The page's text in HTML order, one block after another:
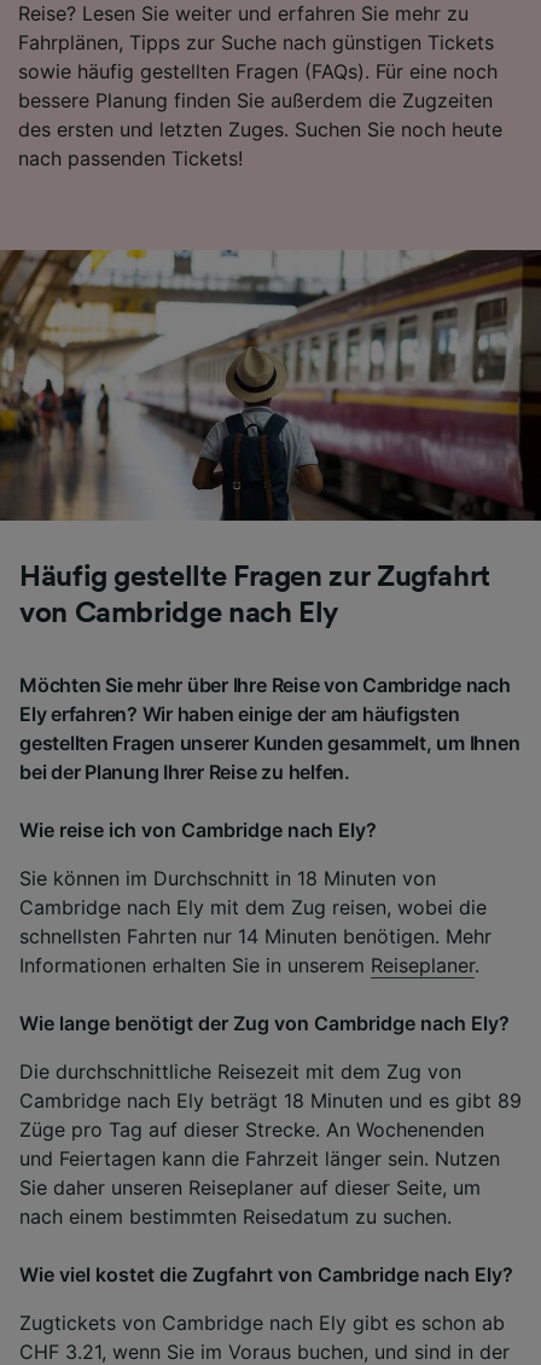
Reise? Lesen Sie weiter und erfahren Sie mehr zu
Fahrplänen, Tipps zur Suche nach günstigen Tickets
sowie häufig gestellten Fragen (FAQs). Für eine noch
bessere Planung finden Sie außerdem die Zugzeiten
des ersten und letzten Zuges. Suchen Sie noch heute
nach passenden Tickets!
Häufig gestellte Fragen zur Zugfahrt
von Cambridge nach Ely
Möchten Sie mehr über Ihre Reise von Cambridge nach
Ely erfahren? Wir haben einige der am häufigsten
gestellten Fragen unserer Kunden gesammelt, um Ihnen
bei der Planung Ihrer Reise zu helfen.
Wie reise ich von Cambridge nach Ely?
Sie können im Durchschnitt in 18 Minuten von
Cambridge nach Ely mit dem Zug reisen, wobei die
schnellsten Fahrten nur 14 Minuten benötigen. Mehr
Informationen erhalten Sie in unserem Reiseplaner.
Wie lange benötigt der Zug von Cambridge nach Ely?
Die durchschnittliche Reisezeit mit dem Zug von
Cambridge nach Ely beträgt 18 Minuten und es gibt 89
Züge pro Tag auf dieser Strecke. An Wochenenden
und Feiertagen kann die Fahrzeit länger sein. Nutzen
Sie daher unseren Reiseplaner auf dieser Seite, um
nach einem bestimmten Reisedatum zu suchen.
Wie viel kostet die Zugfahrt von Cambridge nach Ely?
Zugtickets von Cambridge nach Ely gibt es schon ab
CHF 3.21, wenn Sie im Voraus buchen, und sind in der